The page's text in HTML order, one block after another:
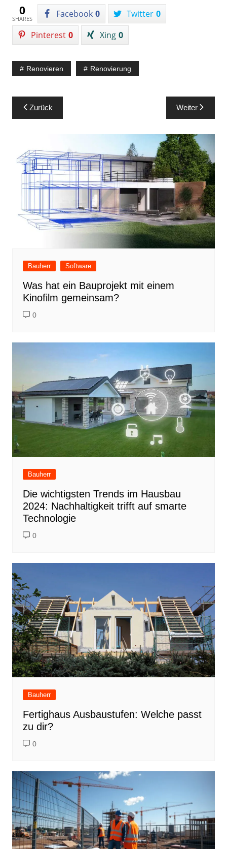
0
SHARES Facebook 0 Twitter 0
Pinterest 0 Xing 0
Renovieren Renovierung
Beitragsnavigation
Zurück Weiter
Bauherr Software
Was hat ein Bauprojekt mit einem
Kinofilm gemeinsam?
0
Bauherr
Die wichtigsten Trends im Hausbau
2024: Nachhaltigkeit trifft auf smarte
Technologie
0
Bauherr
Fertighaus Ausbaustufen: Welche passt
zu dir?
0